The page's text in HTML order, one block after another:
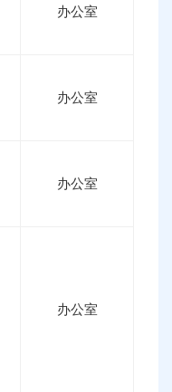
办公室
办公室
办公室
办公室